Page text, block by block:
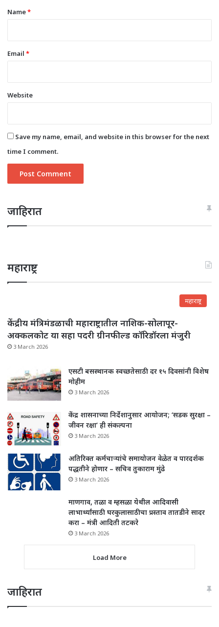
*Name*
Email *
Website
Save my name, email, and website in this browser for the next
time I comment.
जाहिरात
महाराष्ट्र
महाराष्ट्र
केंद्रीय मंत्रिमंडळाची महाराष्ट्रातील नाशिक-सोलापूर-
अक्कलकोट या सहा पदरी ग्रीनफील्ड कॉरिडॉरला मंजुरी
3 March 2026
एसटी बसस्थानक स्वच्छतेसाठी दर १५ दिवसांनी विशेष
मोहीम
3 March 2026
केंद्र शासनाच्या निर्देशानुसार आयोजन; ‘सडक सुरक्षा –
जीवन रक्षा’ ही संकल्पना
3 March 2026
अतिरिक्त कर्मचाऱ्यांचे समायोजन वेळेत व पारदर्शक
पद्धतीने होणार – सचिव तुकाराम मुंढे
3 March 2026
माणगाव, तळा व म्हसळा येथील आदिवासी
लाभार्थ्यांसाठी घरकुलासाठीचा प्रस्ताव तातडीने सादर
करा – मंत्री आदिती तटकरे
3 March 2026
Load More
जाहिरात